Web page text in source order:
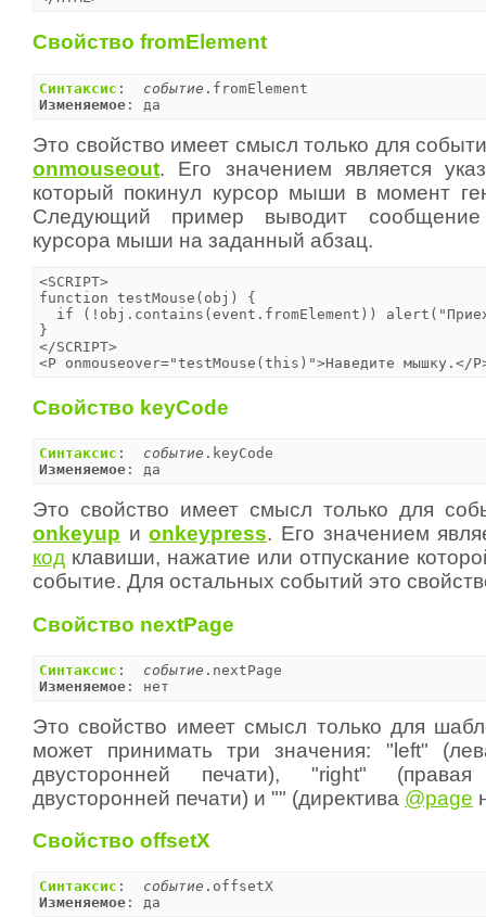
Свойство fromElement
Синтаксис : событие
Изменяемое : да
Это свойство имеет смысл только для
onmouseout. Его значением является
который покинул курсор мыши в момент
Следующий пример выводит
курсора мыши на заданный абзац.
<SCRIPT>
function testMouse(obj) {
if (!obj.contains(event.fromElement))
}
</SCRIPT>
<P onmouseover="testMouse(this)">Наведите мышку.</
Свойство keyCode
Синтаксис : событие
Изменяемое : да
Это свойство имеет смысл только для
onkeyup иonkeypress. Его значением
код клавиши, нажатие или отпускание
событие. Для остальных событий это
Свойство nextPage
Синтаксис : событие
Изменяемое : нет
Это свойство имеет смысл только для
может принимать три значения: "left"
двусторонней печати), "right"
двусторонней печати) и "" (директива @page
Свойство offsetX
Синтаксис : событие
Изменяемое : да